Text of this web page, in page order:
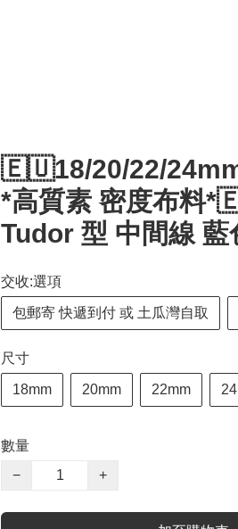
🇪🇺18/20/22/
*高質素 密度布料
Tudor 型 中間線 藍
交收:選項
包郵寄 快遞到付 或 土瓜灣自取
尺寸
18mm 20mm 22mm
數量
−
+